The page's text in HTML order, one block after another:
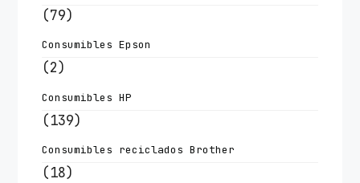
(79)
Consumibles Epson
(2)
Consumibles HP
(139)
Consumibles reciclados Brother
(18)